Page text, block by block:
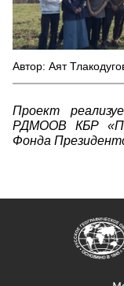
Автор: Аят
Проект
РДМООВ КБР
Фонда